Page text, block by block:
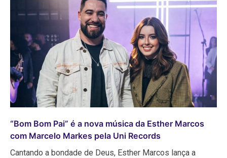
“Bom Bom Pai” é a nova música da Esther Marcos
com Marcelo Markes pela Uni Records
Cantando a bondade de Deus, Esther Marcos lança a